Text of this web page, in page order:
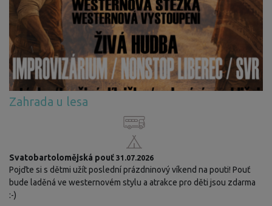
Zahrada u lesa
Svatobartolomějská pouť 31.07.2026
Pojďte si s dětmi užít poslední prázdninový víkend na pouti! Pouť
bude laděná ve westernovém stylu a atrakce pro děti jsou zdarma
:-)